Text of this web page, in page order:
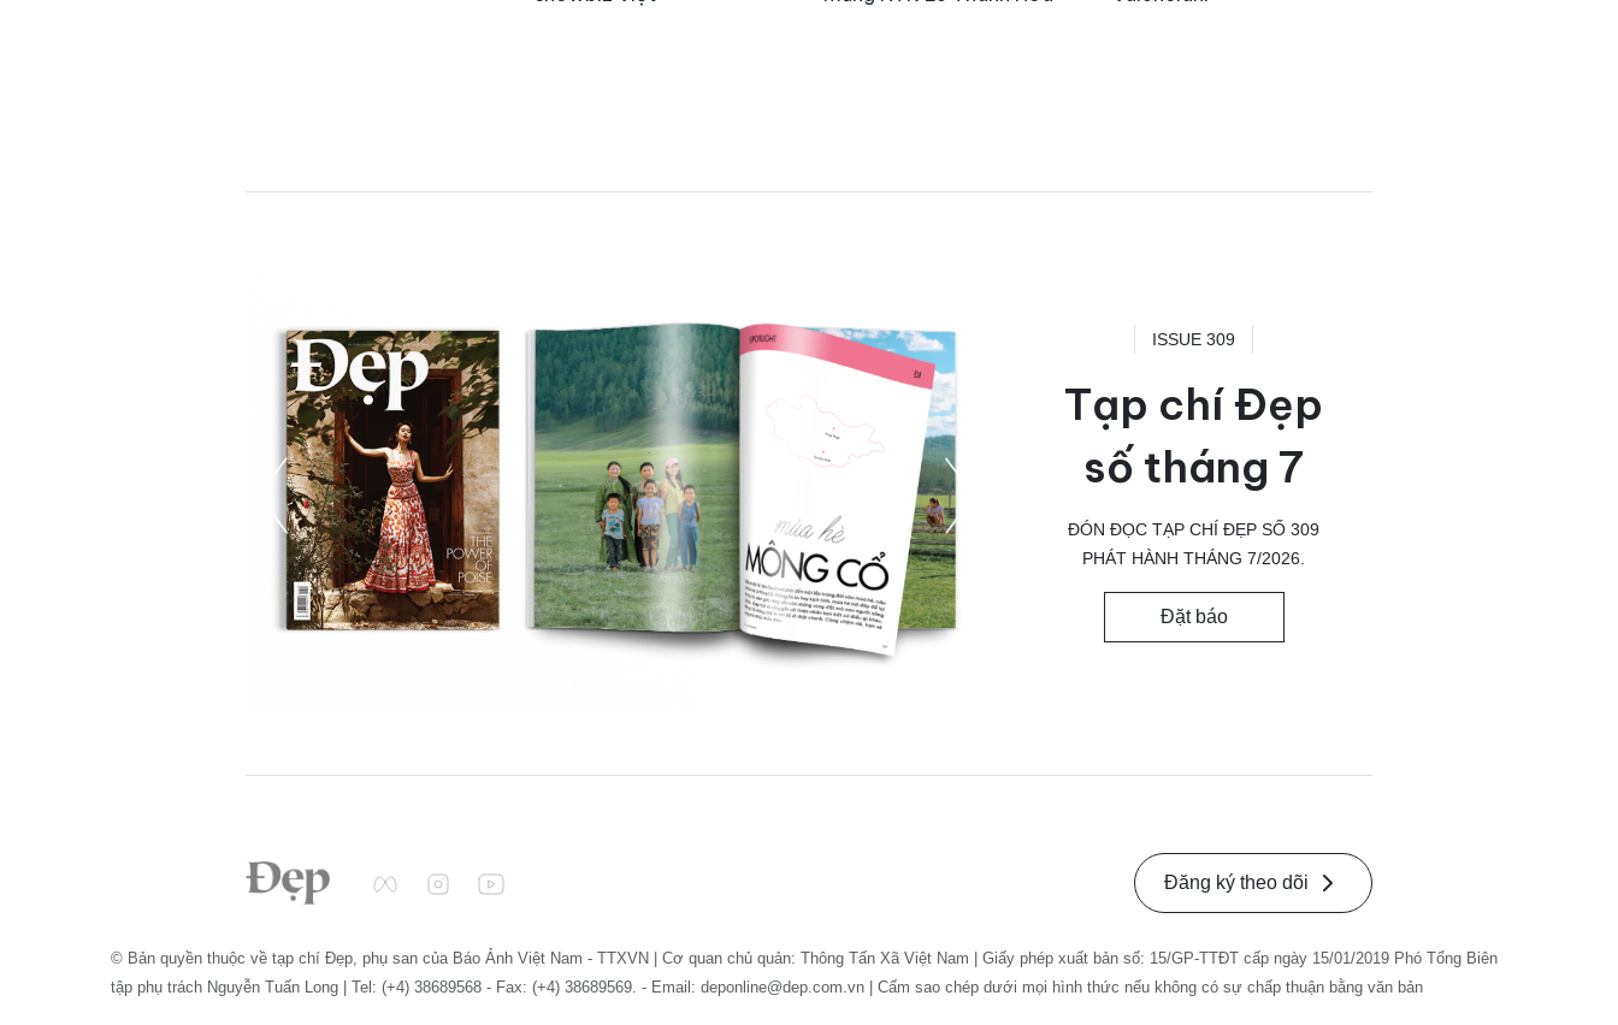
ISSUE 309
Tạp chí Đẹp
số tháng 7
ĐÓN ĐỌC TẠP CHÍ ĐẸP SỐ 309
PHÁT HÀNH THÁNG 7/2026.
Đặt báo
Đăng ký theo dõi
© Bản quyền thuộc về tạp chí Đẹp, phụ san của Báo Ảnh Việt Nam - TTXVN | Cơ quan chủ quản: Thông Tấn Xã Việt Nam | Giấy phép xuất bản số: 15/GP-TTĐT cấp ngày 15/01/2019 Phó Tổng Biên
tập phụ trách Nguyễn Tuấn Long | Tel: (+4) 38689568 - Fax: (+4) 38689569. - Email: deponline@dep.com.vn | Cấm sao chép dưới mọi hình thức nếu không có sự chấp thuận bằng văn bản